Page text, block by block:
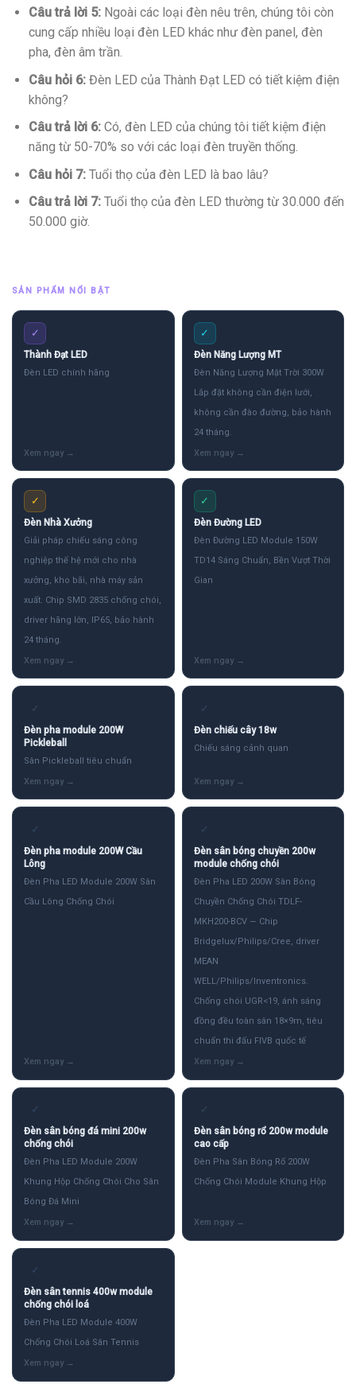
Câu trả lời 5:Ngoài các loại đèn nêu trên, chúng tôi còn
cung cấp nhiều loại đèn LED khác như đèn panel, đèn
pha, đèn âm trần.
Câu hỏi 6:Đèn LED của Thành Đạt LED có tiết kiệm điện
không?
Câu trả lời 6:Có, đèn LED của chúng tôi tiết kiệm điện
năng từ 50-70% so với các loại đèn truyền thống.
Câu hỏi 7:Tuổi thọ của đèn LED là bao lâu?
Câu trả lời 7:Tuổi thọ của đèn LED thường từ 30.000 đến
50.000 giờ.
SẢN PHẨM NỔI BẬT
✓
Thành Đạt LED
Đèn LED chính hãng
✓
Đèn Năng Lượng MT
Đèn Năng Lượng Mặt Trời 300W
Lắp đặt không cần điện lưới,
không cần đào đường, bảo hành
24 tháng.
✓
Đèn Nhà Xưởng
Giải pháp chiếu sáng công
nghiệp thế hệ mới cho nhà
xưởng, kho bãi, nhà máy sản
xuất. Chip SMD 2835 chống chói,
driver hãng lớn, IP65, bảo hành
24 tháng.
✓
Đèn Đường LED
Đèn Đường LED Module 150W
TD14 Sáng Chuẩn, Bền Vượt Thời
Gian
✓
Đèn pha module 200W
Pickleball
Sân Pickleball tiêu chuẩn
✓
Đèn chiếu cây 18w
Chiếu sáng cảnh quan
✓
Đèn pha module 200W Cầu
Lông
Đèn Pha LED Module 200W Sân
Cầu Lông Chống Chói
✓
Đèn sân bóng chuyền 200w
module chống chói
Đèn Pha LED 200W Sân Bóng
Chuyền Chống Chói TDLF-
MKH200-BCV — Chip
Bridgelux/Philips/Cree, driver
MEAN
WELL/Philips/Inventronics.
Chống chói UGR<19, ánh sáng
đồng đều toàn sân 18×9m, tiêu
chuẩn thi đấu FIVB quốc tế
✓
Đèn sân bóng đá mini 200w
chống chói
Đèn Pha LED Module 200W
Khung Hộp Chống Chói Cho Sân
Bóng Đá Mini
✓
Đèn sân bóng rổ 200w module
cao cấp
Đèn Pha Sân Bóng Rổ 200W
Chống Chói Module Khung Hộp
✓
Đèn sân tennis 400w module
chống chói loá
Đèn Pha LED Module 400W
Chống Chói Loá Sân Tennis